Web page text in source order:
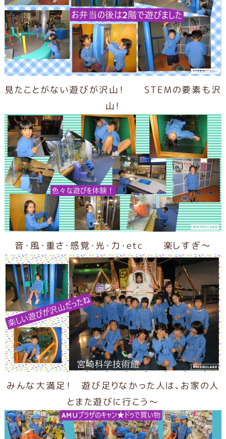
見たことがない遊びが沢山！ STEMの要素も沢
山！
音・風・重さ・感覚・光・力・etc 楽しすぎ～
みんな大満足！ 遊び足りなかった人は、お家の人
とまた遊びに行こう～